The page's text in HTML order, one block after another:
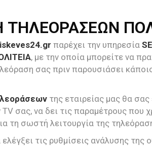
ΤΗΛΕΟΡΑΣΕΩΝ
παρέχει την υπηρεσία
, με την οποία μπορείτε να
σας πριν παρουσιάσει
της εταιρείας μας θα
TV σας, να δει τις παραμέτρους που
τη σωστή λειτουργία της
τις ρυθμίσεις ανάλυσης της